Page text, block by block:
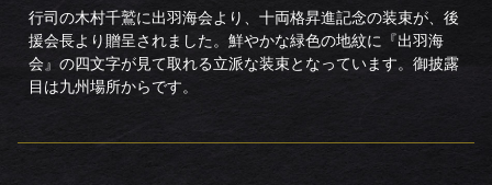
行司の木村千鷲に出羽海会より、十両格昇進記念の装束が、後
援会長より贈呈されました。鮮やかな緑色の地紋に『出羽海
会』の四文字が見て取れる立派な装束となっています。御披露
目は九州場所からです。